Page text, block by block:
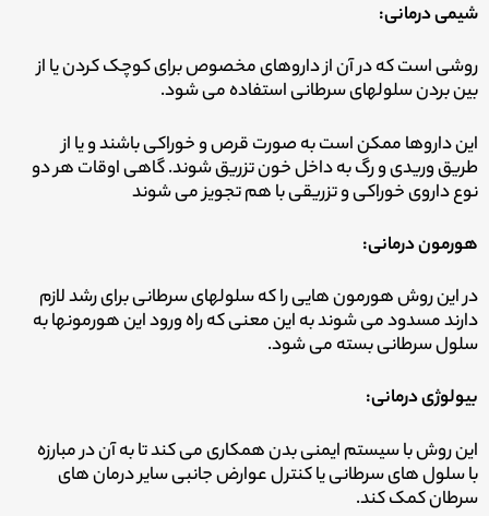
شیمی درمانی:
روشی است که در آن از داروهای مخصوص برای کوچک کردن یا از
بین بردن سلولهای سرطانی استفاده می شود.
این داروها ممکن است به صورت قرص و خوراکی باشند و یا از
طریق وریدی و رگ به داخل خون تزریق شوند. گاهی اوقات هر دو
نوع داروی خوراکی و تزریقی با هم تجویز می شوند
هورمون درمانی:
در این روش هورمون هایی را که سلولهای سرطانی برای رشد لازم
دارند مسدود می شوند به این معنی که راه ورود این هورمونها به
سلول سرطانی بسته می شود.
بیولوژی درمانی:
این روش با سیستم ایمنی بدن همکاری می کند تا به آن در مبارزه
با سلول های سرطانی یا کنترل عوارض جانبی سایر درمان های
سرطان کمک کند.